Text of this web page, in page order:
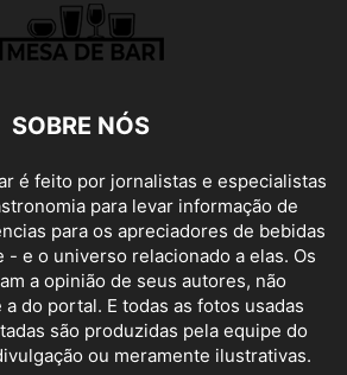
SOBRE NÓS
é feito por jornalistas e especialistas
para levar informação de
para os apreciadores de bebidas
- e o universo relacionado a elas. Os
a opinião de seus autores, não
do portal. E todas as fotos usadas
são produzidas pela equipe do
ou meramente ilustrativas.